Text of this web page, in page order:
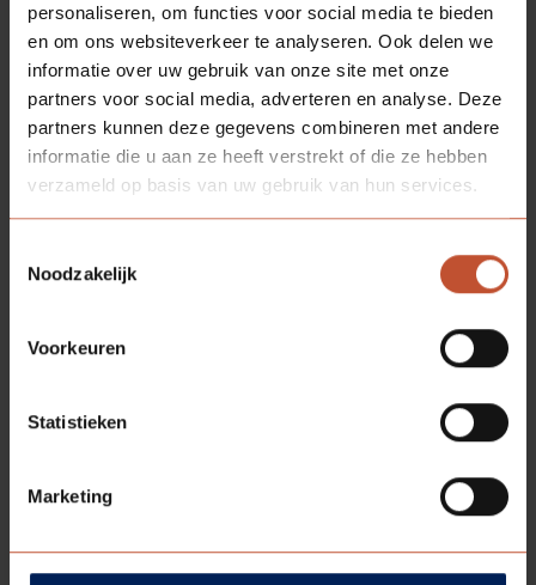
personaliseren, om functies voor social media te bieden
en om ons websiteverkeer te analyseren. Ook delen we
informatie over uw gebruik van onze site met onze
partners voor social media, adverteren en analyse. Deze
partners kunnen deze gegevens combineren met andere
informatie die u aan ze heeft verstrekt of die ze hebben
verzameld op basis van uw gebruik van hun services.
Noodzakelijk
Voorkeuren
Statistieken
Marketing
DOWNLOADS
informatie